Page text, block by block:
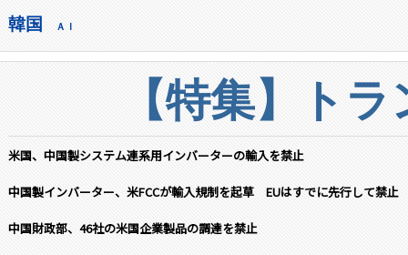
韓国 ＡＩ
【特集】ト
米国、中国製システム連系用インバーターの輸入を禁止
中国製インバーター、米FCCが輸入規制を起草 EUはすでに先行して禁止
中国財政部、46社の米国企業製品の調達を禁止